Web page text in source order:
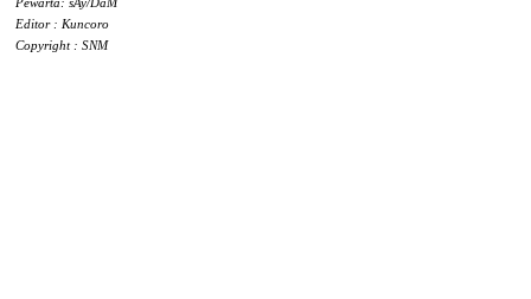
Editor : Kuncoro
Copyright : SNM